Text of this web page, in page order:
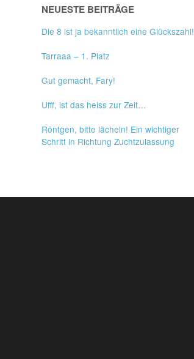
NEUESTE BEITRÄGE
Die 8 ist ja bekanntlich eine Glückszahl!
Tarraaa – 1. Platz
Gut gemacht, Fary!
Ufff, ist das heiss zur Zeit…
Röntgen, bitte lächeln! Ein wichtiger
Schritt in Richtung Zuchtzulassung